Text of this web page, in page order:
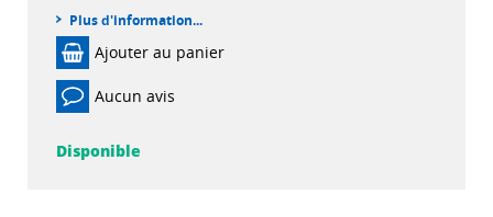
Plus d'information...
Ajouter au panier
Aucun avis
Disponible